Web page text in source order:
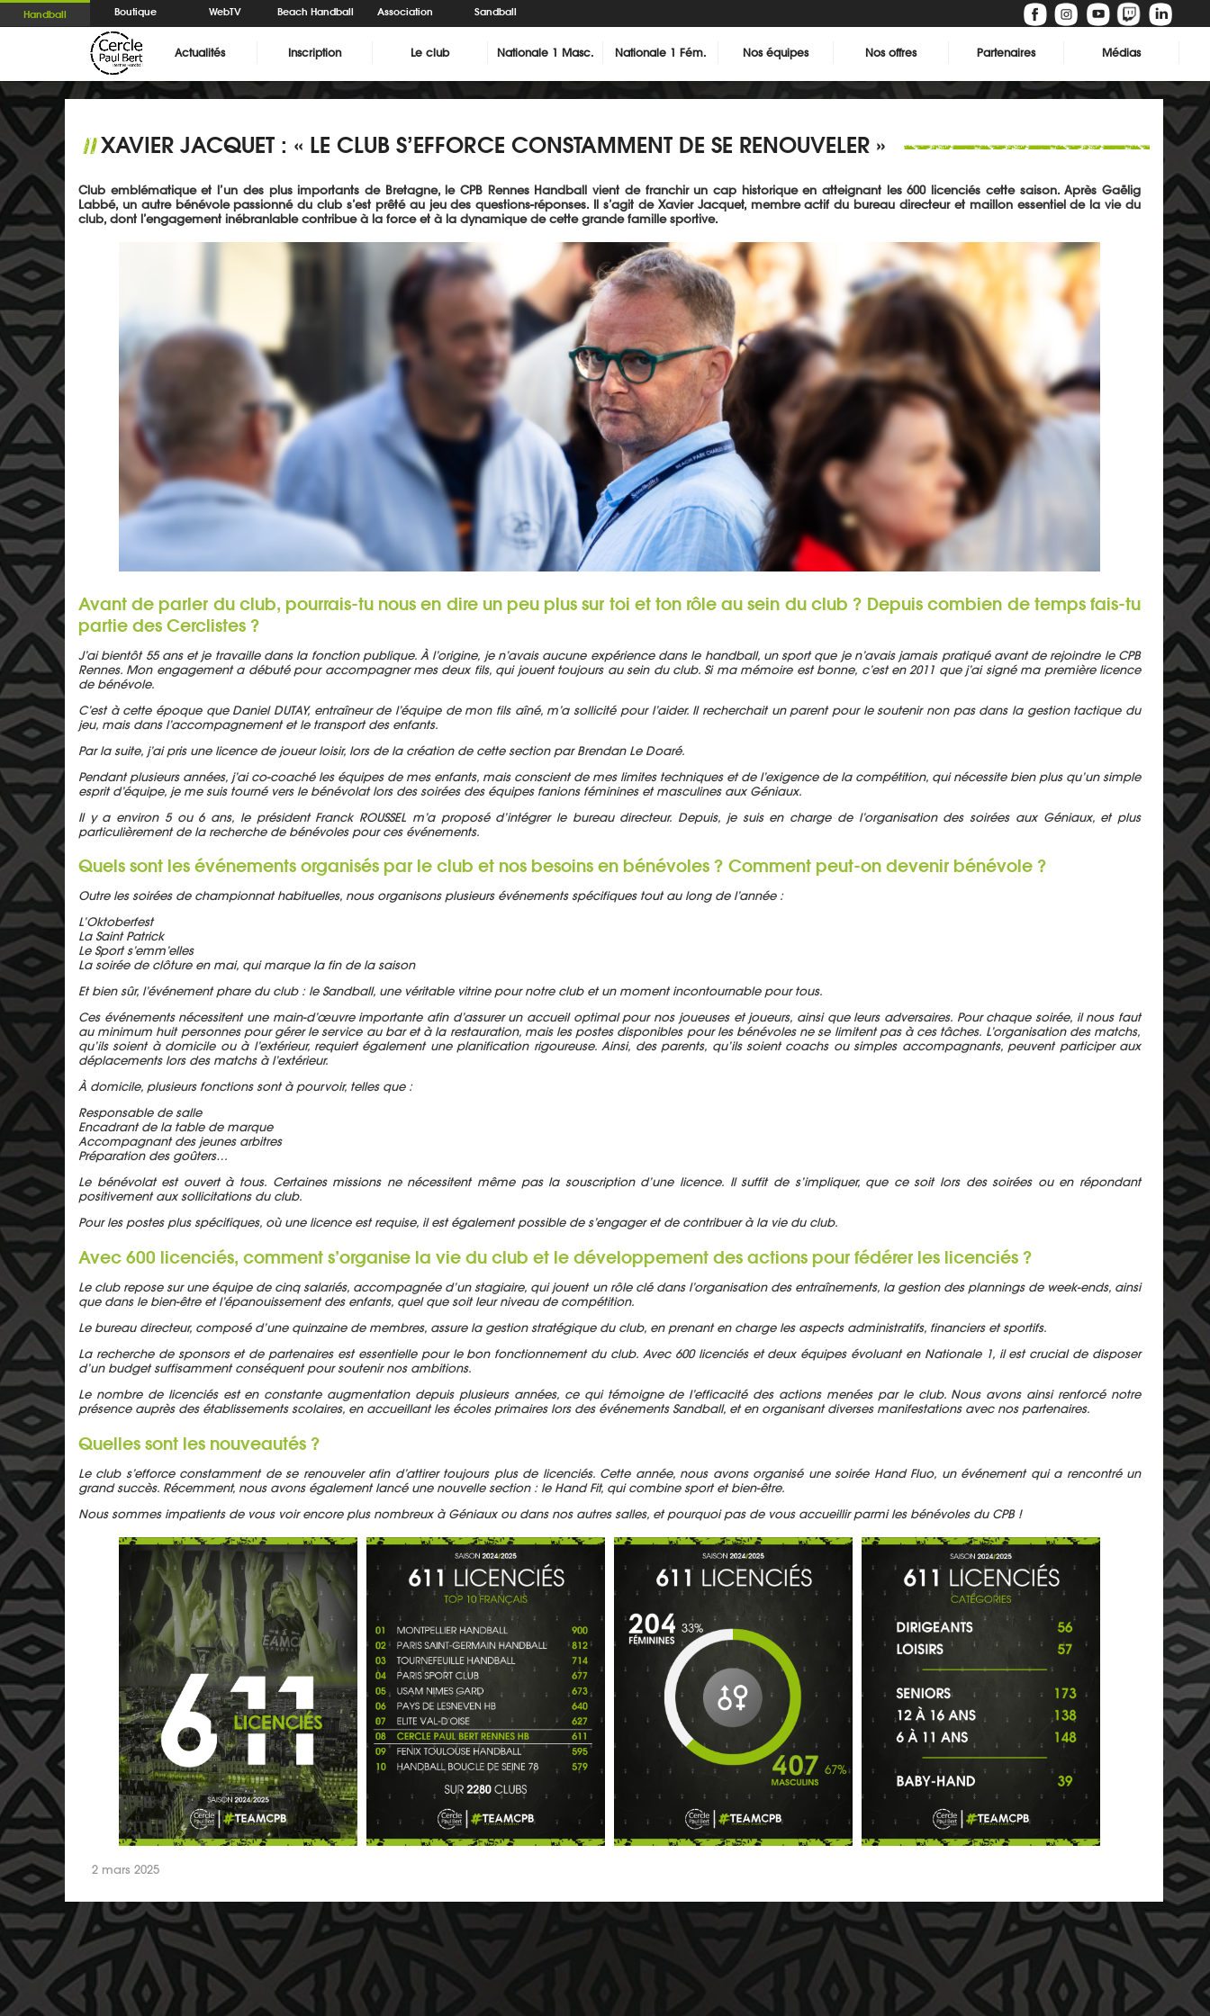
Handball Boutique WebTV Beach Handball Association Sandball
Actualités Inscription Le club Nationale 1 Masc. Nationale 1 Fém. Nos équipes Nos offres Partenaires Médias
//XAVIER JACQUET : « LE CLUB S’EFFORCE CONSTAMMENT DE SE RENOUVELER »
Club emblématique et l’un des plus importants de Bretagne, le CPB Rennes Handball vient de franchir un cap historique en atteignant les 600 licenciés cette saison. Après Gaëlig
Labbé, un autre bénévole passionné du club s’est prêté au jeu des questions-réponses. Il s’agit de Xavier Jacquet, membre actif du bureau directeur et maillon essentiel de la vie du
club, dont l’engagement inébranlable contribue à la force et à la dynamique de cette grande famille sportive.
Avant de parler du club, pourrais-tu nous en dire un peu plus sur toi et ton rôle au sein du club ? Depuis combien de temps fais-tu
partie des Cerclistes ?
J’ai bientôt 55 ans et je travaille dans la fonction publique. À l’origine, je n’avais aucune expérience dans le handball, un sport que je n’avais jamais pratiqué avant de rejoindre le CPB
Rennes. Mon engagement a débuté pour accompagner mes deux fils, qui jouent toujours au sein du club. Si ma mémoire est bonne, c’est en 2011 que j’ai signé ma première licence
de bénévole.
C’est à cette époque que Daniel DUTAY, entraîneur de l’équipe de mon fils aîné, m’a sollicité pour l’aider. Il recherchait un parent pour le soutenir non pas dans la gestion tactique du
jeu, mais dans l’accompagnement et le transport des enfants.
Par la suite, j’ai pris une licence de joueur loisir, lors de la création de cette section par Brendan Le Doaré.
Pendant plusieurs années, j’ai co-coaché les équipes de mes enfants, mais conscient de mes limites techniques et de l’exigence de la compétition, qui nécessite bien plus qu’un simple
esprit d’équipe, je me suis tourné vers le bénévolat lors des soirées des équipes fanions féminines et masculines aux Géniaux.
Il y a environ 5 ou 6 ans, le président Franck ROUSSEL m’a proposé d’intégrer le bureau directeur. Depuis, je suis en charge de l’organisation des soirées aux Géniaux, et plus
particulièrement de la recherche de bénévoles pour ces événements.
Quels sont les événements organisés par le club et nos besoins en bénévoles ? Comment peut-on devenir bénévole ?
Outre les soirées de championnat habituelles, nous organisons plusieurs événements spécifiques tout au long de l’année :
L’Oktoberfest
La Saint Patrick
Le Sport s’emm’elles
La soirée de clôture en mai, qui marque la fin de la saison
Et bien sûr, l’événement phare du club : le Sandball, une véritable vitrine pour notre club et un moment incontournable pour tous.
Ces événements nécessitent une main-d’œuvre importante afin d’assurer un accueil optimal pour nos joueuses et joueurs, ainsi que leurs adversaires. Pour chaque soirée, il nous faut
au minimum huit personnes pour gérer le service au bar et à la restauration, mais les postes disponibles pour les bénévoles ne se limitent pas à ces tâches. L’organisation des matchs,
qu’ils soient à domicile ou à l’extérieur, requiert également une planification rigoureuse. Ainsi, des parents, qu’ils soient coachs ou simples accompagnants, peuvent participer aux
déplacements lors des matchs à l’extérieur.
À domicile, plusieurs fonctions sont à pourvoir, telles que :
Responsable de salle
Encadrant de la table de marque
Accompagnant des jeunes arbitres
Préparation des goûters…
Le bénévolat est ouvert à tous. Certaines missions ne nécessitent même pas la souscription d’une licence. Il suffit de s’impliquer, que ce soit lors des soirées ou en répondant
positivement aux sollicitations du club.
Pour les postes plus spécifiques, où une licence est requise, il est également possible de s’engager et de contribuer à la vie du club.
Avec 600 licenciés, comment s’organise la vie du club et le développement des actions pour fédérer les licenciés ?
Le club repose sur une équipe de cinq salariés, accompagnée d’un stagiaire, qui jouent un rôle clé dans l’organisation des entraînements, la gestion des plannings de week-ends, ainsi
que dans le bien-être et l’épanouissement des enfants, quel que soit leur niveau de compétition.
Le bureau directeur, composé d’une quinzaine de membres, assure la gestion stratégique du club, en prenant en charge les aspects administratifs, financiers et sportifs.
La recherche de sponsors et de partenaires est essentielle pour le bon fonctionnement du club. Avec 600 licenciés et deux équipes évoluant en Nationale 1, il est crucial de disposer
d’un budget suffisamment conséquent pour soutenir nos ambitions.
Le nombre de licenciés est en constante augmentation depuis plusieurs années, ce qui témoigne de l’efficacité des actions menées par le club. Nous avons ainsi renforcé notre
présence auprès des établissements scolaires, en accueillant les écoles primaires lors des événements Sandball, et en organisant diverses manifestations avec nos partenaires.
Quelles sont les nouveautés ?
Le club s’efforce constamment de se renouveler afin d’attirer toujours plus de licenciés. Cette année, nous avons organisé une soirée Hand Fluo, un événement qui a rencontré un
grand succès. Récemment, nous avons également lancé une nouvelle section : le Hand Fit, qui combine sport et bien-être.
Nous sommes impatients de vous voir encore plus nombreux à Géniaux ou dans nos autres salles, et pourquoi pas de vous accueillir parmi les bénévoles du CPB !
2 mars 2025